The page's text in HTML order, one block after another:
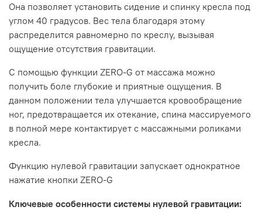
Она позволяет установить сидение и спинку кресла под
углом 40 градусов. Вес тела благодаря этому
распределится равномерно по креслу, вызывая
ощущение отсутствия гравитации.
С помощью функции ZERO-G от массажа можно
получить боле глубокие и приятные ощущения. В
данном положении тела улучшается кровообращение
ног, предотвращается их отекание, спина массируемого
в полной мере контактирует с массажными роликами
кресла.
Функцию нулевой гравитации запускает однократное
нажатие кнопки ZERO-G
Ключевые особенности системы нулевой гравитации: